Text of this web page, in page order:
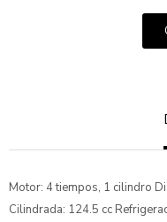
Motor: 4 tiempos, 1 cilindro
Cilindrada: 124.5 cc